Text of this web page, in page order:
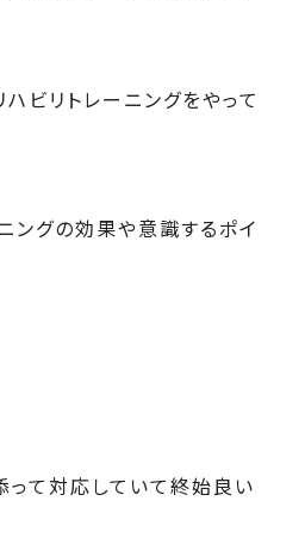
ビリトレーニングをやって
ングの効果や意識するポイ
て対応していて終始良い